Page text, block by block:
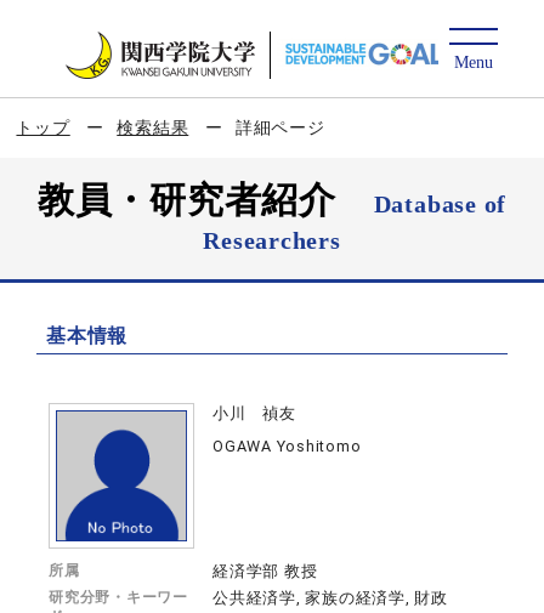
トップ 検索結果 詳細ページ
教員・研究者紹介
Database of
Researchers
基本情報
小川 禎友
OGAWA Yoshitomo
所属 経済学部 教授
研究分野・キーワー
公共経済学, 家族の経済学, 財政